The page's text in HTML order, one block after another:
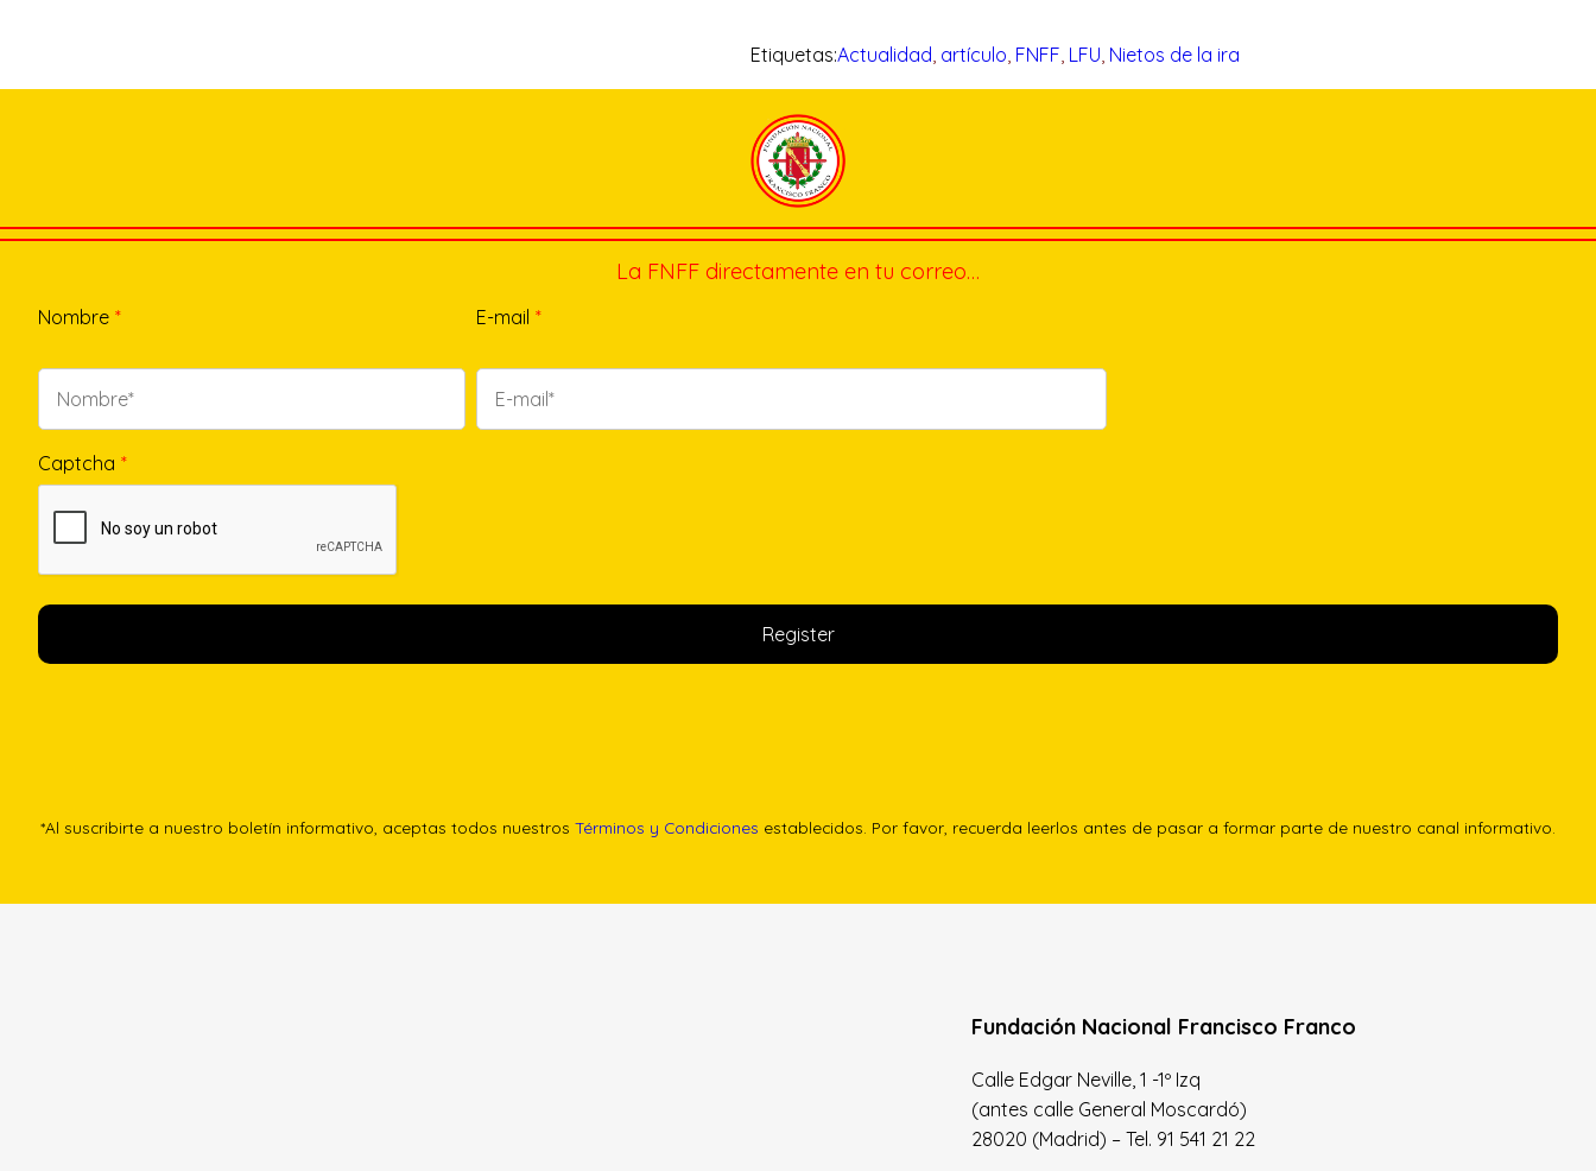
Etiquetas:Actualidad, artículo, FNFF, LFU, Nietos de la ira
La FNFF directamente en tu correo…
Nombre * E-mail *
Captcha *
*Al suscribirte a nuestro boletín informativo, aceptas todos nuestros Términos y Condiciones establecidos. Por favor, recuerda leerlos antes de pasar a formar parte de nuestro canal informativo.
Fundación Nacional Francisco Franco
Calle Edgar Neville, 1 -1º Izq
(antes calle General Moscardó)
28020 (Madrid) – Tel. 91 541 21 22